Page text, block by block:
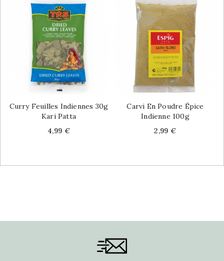
Curry Feuilles Indiennes 30g
Kari Patta
Price
4,99 €
Carvi En Poudre Épice
Indienne 100g
Price
2,99 €